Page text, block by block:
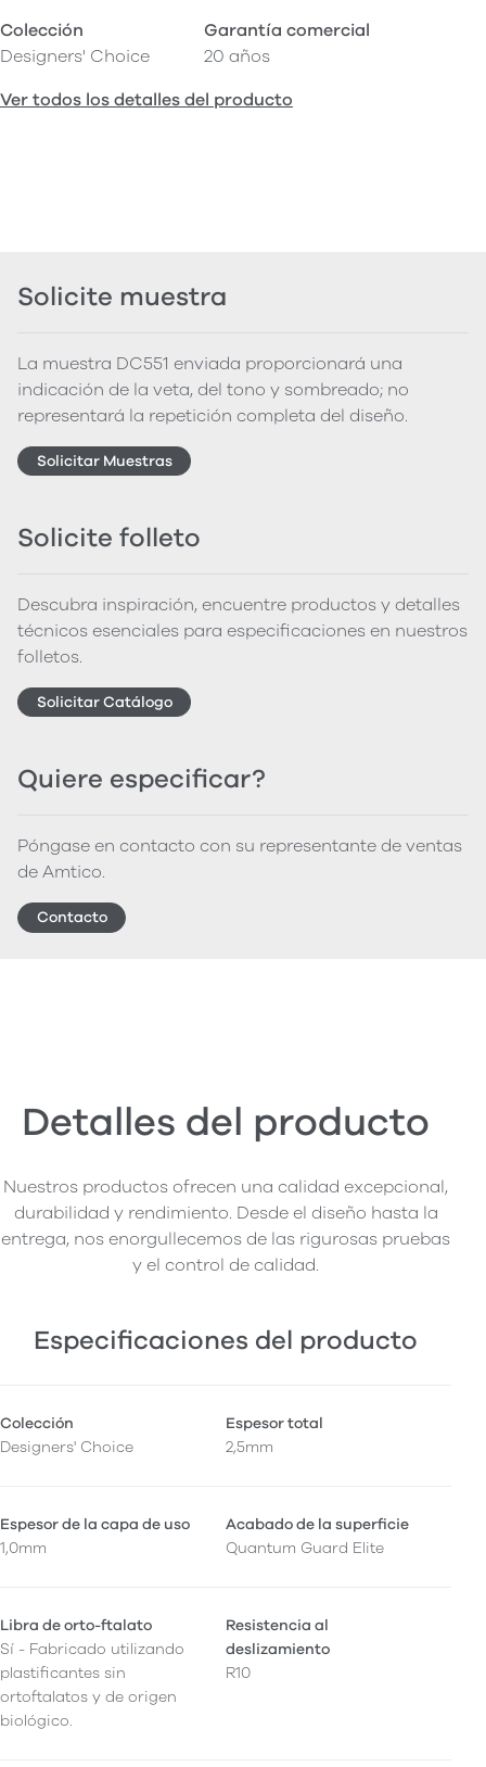
Colección
Designers' Choice
Garantía comercial
20 años
Ver todos los detalles del producto
Solicite muestra
La muestra DC551 enviada proporcionará una
indicación de la veta, del tono y sombreado; no
representará la repetición completa del diseño.
Solicitar Muestras
Solicite folleto
Descubra inspiración, encuentre productos y detalles
técnicos esenciales para especificaciones en nuestros
folletos.
Solicitar Catálogo
Quiere especificar?
Póngase en contacto con su representante de ventas
de Amtico.
Contacto
Detalles del producto
Nuestros productos ofrecen una calidad excepcional,
durabilidad y rendimiento. Desde el diseño hasta la
entrega, nos enorgullecemos de las rigurosas pruebas
y el control de calidad.
Especificaciones del producto
Colección
Designers' Choice
Espesor total
2,5mm
Espesor de la capa de uso
1,0mm
Acabado de la superficie
Quantum Guard Elite
Libra de orto-ftalato
Sí - Fabricado utilizando
plastificantes sin
ortoftalatos y de origen
biológico.
Resistencia al
deslizamiento
R10